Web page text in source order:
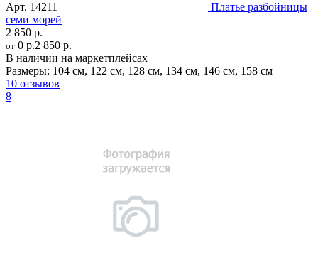
Арт. 14211
Платье разбойницы
семи морей
2 850 р.
от 0 р.2 850 р.
В наличии на маркетплейсах
Размеры: 104 см, 122 см, 128 см, 134 см, 146 см, 158 см
10 отзывов
8